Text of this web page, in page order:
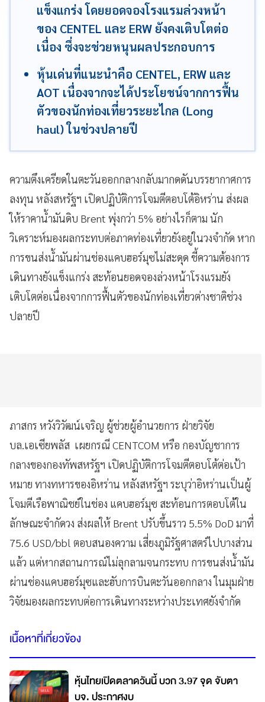
แข็งแกร่ง โดยยอดจองโรงแรมล่วงหน้า
ของ CENTEL และ ERW ยังคงเติบโตต่อ
เนื่อง ซึ่งจะช่วยหนุนผลประกอบการ
หุ้นเด่นที่แนะนำคือ CENTEL, ERW และ
AOT เนื่องจากจะได้ประโยชน์จากการฟื้น
ตัวของนักท่องเที่ยวระยะไกล (Long
haul) ในช่วงปลายปี
ความตึงเครียดในตะวันออกกลางกลับมากดดันบรรยากาศการ
ลงทุน หลังสหรัฐฯ เปิดปฏิบัติการโจมตีตอบโต้อิหร่าน ส่งผล
ให้ราคาน้ำมันดิบ Brent พุ่งกว่า 5% อย่างไรก็ตาม นัก
วิเคราะห์มองผลกระทบต่อภาคท่องเที่ยวยังอยู่ในวงจำกัด หาก
การขนส่งน้ำมันผ่านช่องแคบฮอร์มุซไม่สะดุด ชี้ความต้องการ
เดินทางยังแข็งแกร่ง สะท้อนยอดจองล่วงหน้าโรงแรมยัง
เติบโตต่อเนื่องจากการฟื้นตัวของนักท่องเที่ยวต่างชาติช่วง
ปลายปี
ภาสกร หวังวิวัฒน์เจริญ ผู้ช่วยผู้อำนวยการ ฝ่ายวิจัย
บล.เอเซียพลัส เผยกรณี CENTCOM หรือ กองบัญชาการ
กลางของกองทัพสหรัฐฯ เปิดปฏิบัติการโจมตีตอบโต้ต่อเป้า
หมาย ทางทหารของอิหร่าน หลังสหรัฐฯ ระบุว่าอิหร่านเป็นผู้
โจมตีเรือพาณิชย์ในช่อง แคบฮอร์มุซ สะท้อนการตอบโต้ใน
ลักษณะจำกัดวง ส่งผลให้ Brent ปรับขึ้นราว 5.5% DoD มาที่
75.6 USD/bbl ตอบสนองความ เสี่ยงภูมิรัฐศาสตร์ไปบางส่วน
แล้ว แต่หากสถานการณ์ไม่ลุกลามจนกระทบ การขนส่งน้ำมัน
ผ่านช่องแคบฮอร์มุซและฮับการบินตะวันออกกลาง ในมุมฝ่าย
วิจัยมองผลกระทบต่อการเดินทางระหว่างประเทศยังจำกัด
เนื้อหาที่เกี่ยวข้อง
หุ้นไทยเปิดตลาดวันนี้ บวก 3.97 จุด จับตา
บจ. ประกาศงบ